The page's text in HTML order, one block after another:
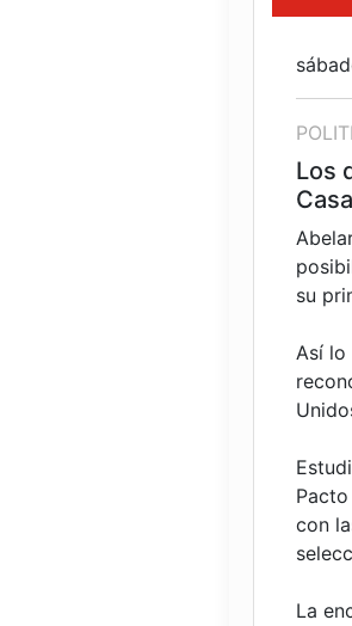
Los
su
Así lo
con
La